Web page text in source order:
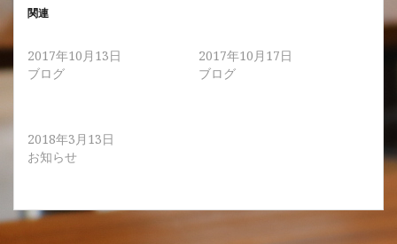
関連
2017年10月13日
ブログ
2017年10月17日
ブログ
2018年3月13日
お知らせ